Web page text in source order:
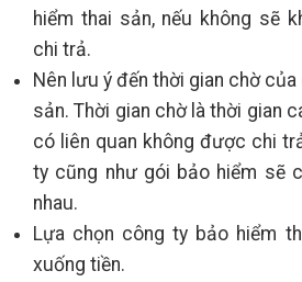
hiểm thai sản, nếu không sẽ
chi trả.
Nên lưu ý đến thời gian chờ
sản. Thời gian chờ là thời gian
có liên quan không được chi
ty cũng như gói bảo hiểm sẽ
nhau.
Lựa chọn công ty bảo hiểm
xuống tiền.